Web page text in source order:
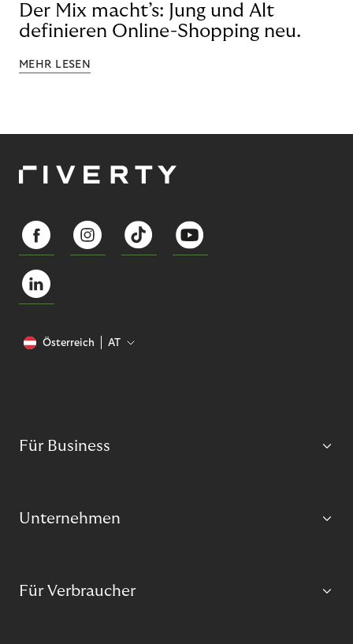
Der Mix macht’s: Jung und Alt
definieren Online-Shopping neu.
MEHR LESEN
Österreich AT
Für Business
Unternehmen
Für Verbraucher